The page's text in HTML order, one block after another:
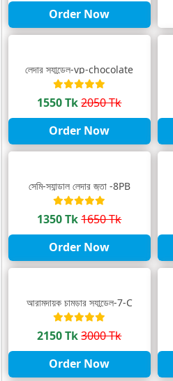
Order Now
লেদার স্যান্ডেল-vp-chocolate
1550 Tk2050 Tk
Order Now
সেমি-স্যান্ডাল লেদার জুতা -8PB
1350 Tk1650 Tk
Order Now
আরামদায়ক চামড়ার স্যান্ডেল-7-C
2150 Tk3000 Tk
Order Now